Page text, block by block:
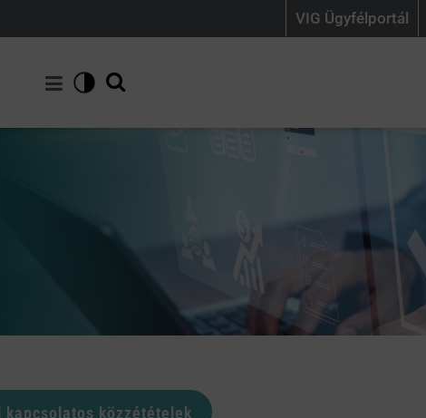
VIG Ügyfélportál
közzétételek